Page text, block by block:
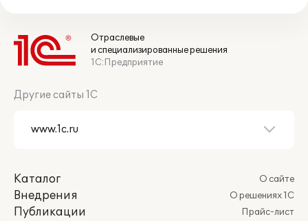
Отраслевые
и специализированные решения
1С:Предприятие
Другие сайты 1С
Каталог
Внедрения
Публикации
О сайте
О решениях 1С
Прайс-лист